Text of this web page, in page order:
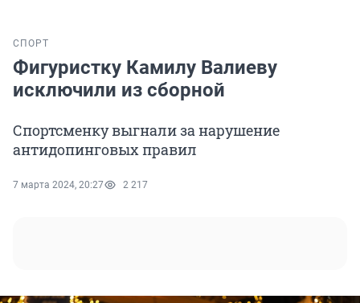
СПОРТ
Фигуристку Камилу Валиеву
исключили из сборной
Спортсменку выгнали за нарушение
антидопинговых правил
7 марта 2024, 20:27 2 217